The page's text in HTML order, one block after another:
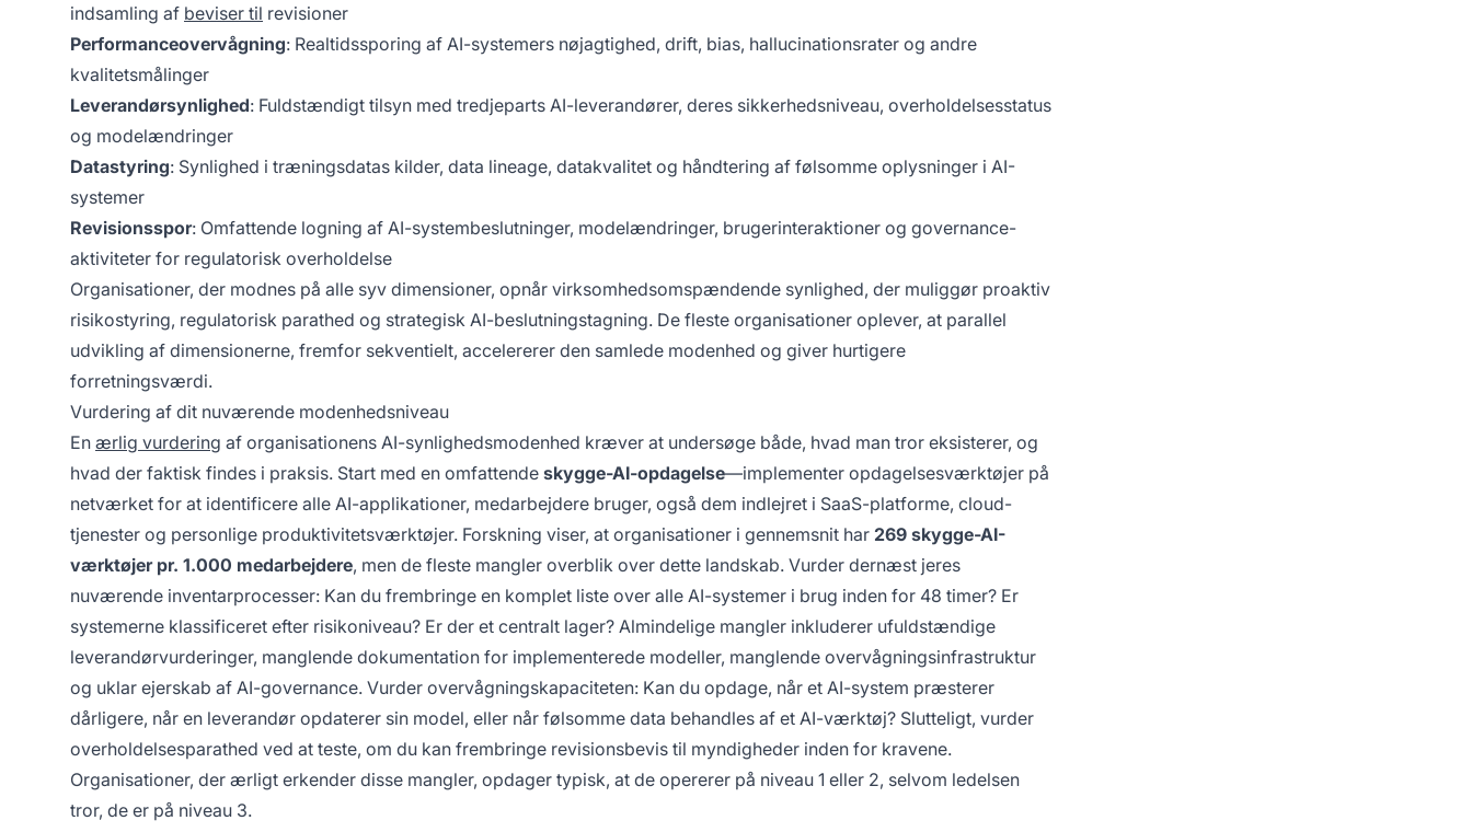
indsamling af beviser til revisioner
Performanceovervågning: Realtidssporing af AI-systemers nøjagtighed, drift, bias, hallucinationsrater og andre
kvalitetsmålinger
Leverandørsynlighed: Fuldstændigt tilsyn med tredjeparts AI-leverandører, deres sikkerhedsniveau, overholdelsesstatus
og modelændringer
Datastyring: Synlighed i træningsdatas kilder, data lineage, datakvalitet og håndtering af følsomme oplysninger i AI-
systemer
Revisionsspor: Omfattende logning af AI-systembeslutninger, modelændringer, brugerinteraktioner og governance-
aktiviteter for regulatorisk overholdelse
Organisationer, der modnes på alle syv dimensioner, opnår virksomhedsomspændende synlighed, der muliggør proaktiv
risikostyring, regulatorisk parathed og strategisk AI-beslutningstagning. De fleste organisationer oplever, at parallel
udvikling af dimensionerne, fremfor sekventielt, accelererer den samlede modenhed og giver hurtigere
forretningsværdi.
Vurdering af dit nuværende modenhedsniveau
En ærlig vurdering af organisationens AI-synlighedsmodenhed kræver at undersøge både, hvad man tror eksisterer, og
hvad der faktisk findes i praksis. Start med en omfattende skygge-AI-opdagelse—implementer opdagelsesværktøjer på
netværket for at identificere alle AI-applikationer, medarbejdere bruger, også dem indlejret i SaaS-platforme, cloud-
tjenester og personlige produktivitetsværktøjer. Forskning viser, at organisationer i gennemsnit har 269 skygge-AI-
værktøjer pr. 1.000 medarbejdere, men de fleste mangler overblik over dette landskab. Vurder dernæst jeres
nuværende inventarprocesser: Kan du frembringe en komplet liste over alle AI-systemer i brug inden for 48 timer? Er
systemerne klassificeret efter risikoniveau? Er der et centralt lager? Almindelige mangler inkluderer ufuldstændige
leverandørvurderinger, manglende dokumentation for implementerede modeller, manglende overvågningsinfrastruktur
og uklar ejerskab af AI-governance. Vurder overvågningskapaciteten: Kan du opdage, når et AI-system præsterer
dårligere, når en leverandør opdaterer sin model, eller når følsomme data behandles af et AI-værktøj? Slutteligt, vurder
overholdelsesparathed ved at teste, om du kan frembringe revisionsbevis til myndigheder inden for kravene.
Organisationer, der ærligt erkender disse mangler, opdager typisk, at de opererer på niveau 1 eller 2, selvom ledelsen
tror, de er på niveau 3.